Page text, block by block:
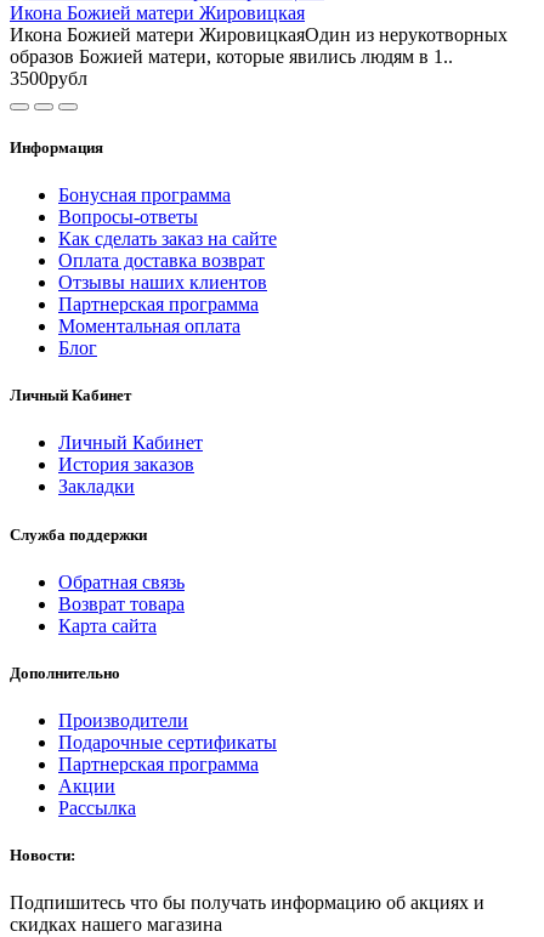
Икона Божией матери Жировицкая
Икона Божией матери ЖировицкаяОдин из нерукотворных
образов Божией матери, которые явились людям в 1..
3500рубл
Информация
Бонусная программа
Вопросы-ответы
Как сделать заказ на сайте
Оплата доставка возврат
Отзывы наших клиентов
Партнерская программа
Моментальная оплата
Блог
Личный Кабинет
Личный Кабинет
История заказов
Закладки
Служба поддержки
Обратная связь
Возврат товара
Карта сайта
Дополнительно
Производители
Подарочные сертификаты
Партнерская программа
Акции
Рассылка
Новости:
Подпишитесь что бы получать информацию об акциях и
скидках нашего магазина